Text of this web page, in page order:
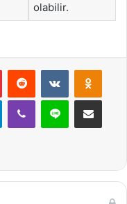
olabilir.
PinterestReddit VKontakte
TelegramViber Line E-Posta ile